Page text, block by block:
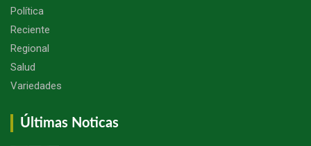
Política
Reciente
Regional
Salud
Variedades
Últimas Noticas